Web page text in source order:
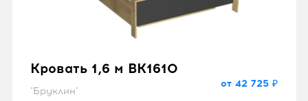
Кровать 1,6 м BK1610
"Бруклин"
от 42 725 ₽